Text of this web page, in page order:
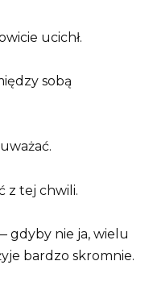
ucichł.
sobą
z tej chwili.
gdyby nie ja, wielu
bardzo skromnie.